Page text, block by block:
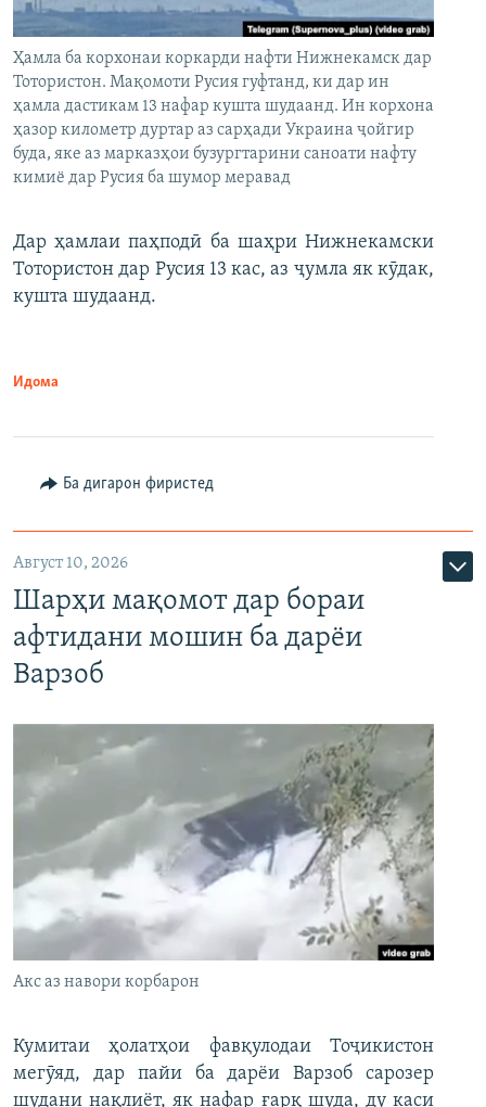
Ҳамла ба корхонаи коркарди нафти Нижнекамск дар
Тотористон. Мақомоти Русия гуфтанд, ки дар ин
ҳамла дастикам 13 нафар кушта шудаанд. Ин корхона
ҳазор километр дуртар аз сарҳади Украина ҷойгир
буда, яке аз марказҳои бузургтарини саноати нафту
кимиё дар Русия ба шумор меравад
Дар ҳамлаи паҳподӣ ба шаҳри Нижнекамски
Тотористон дар Русия 13 кас, аз ҷумла як кӯдак,
кушта шудаанд.
Идома
Ба дигарон фиристед
Август 10, 2026
Шарҳи мақомот дар бораи
афтидани мошин ба дарёи
Варзоб
Акс аз навори корбарон
Кумитаи ҳолатҳои фавқулодаи Тоҷикистон
мегӯяд, дар пайи ба дарёи Варзоб сарозер
шудани нақлиёт, як нафар ғарқ шуда, ду каси